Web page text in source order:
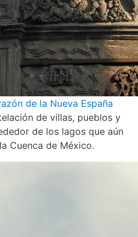
de la Nueva España
de villas, pueblos y
de los lagos que aún
Cuenca de México.